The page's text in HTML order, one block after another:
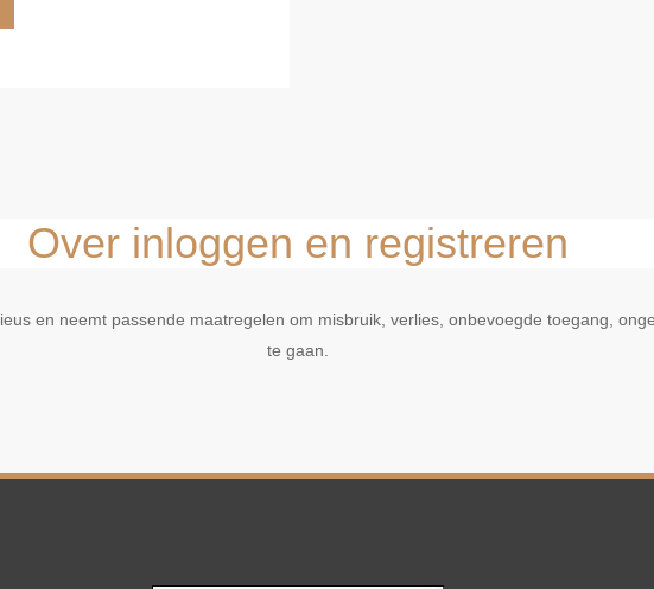
Over inloggen en registreren
en neemt passende maatregelen om misbruik, verlies, onbevoegde toegang,
te gaan.